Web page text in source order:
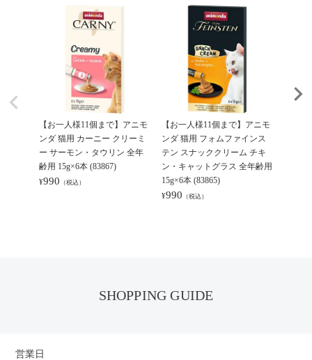
【お一人様11個まで】アニモ
ンダ 猫用 カーニー クリーミ
ー サーモン・タウリン 全年
齢用 15g×6本 (83867)
¥990 （税込）
【お一人様11個まで】アニモ
ンダ 猫用 フォムファインス
テン スナッククリーム チキ
ン・キャットグラス 全年齢用
15g×6本 (83865)
¥990 （税込）
SHOPPING GUIDE
営業日